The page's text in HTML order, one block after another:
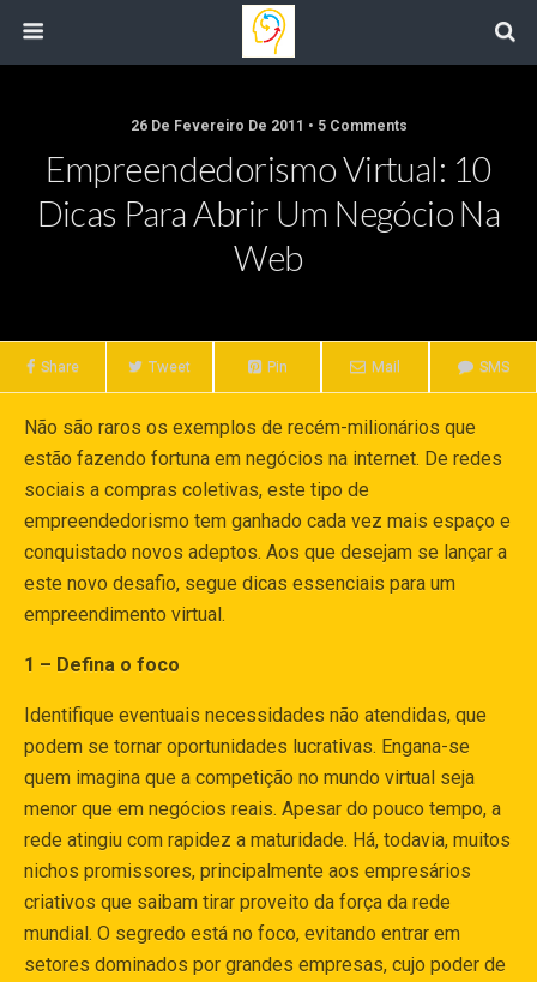
26 De Fevereiro De 2011 • 5 Comments
Empreendedorismo Virtual: 10
Dicas Para Abrir Um Negócio Na
Web
Share Tweet Pin Mail SMS
Não são raros os exemplos de recém-milionários que
estão fazendo fortuna em negócios na internet. De redes
sociais a compras coletivas, este tipo de
empreendedorismo tem ganhado cada vez mais espaço e
conquistado novos adeptos. Aos que desejam se lançar a
este novo desafio, segue dicas essenciais para um
empreendimento virtual.
1 – Defina o foco
Identifique eventuais necessidades não atendidas, que
podem se tornar oportunidades lucrativas. Engana-se
quem imagina que a competição no mundo virtual seja
menor que em negócios reais. Apesar do pouco tempo, a
rede atingiu com rapidez a maturidade. Há, todavia, muitos
nichos promissores, principalmente aos empresários
criativos que saibam tirar proveito da força da rede
mundial. O segredo está no foco, evitando entrar em
setores dominados por grandes empresas, cujo poder de